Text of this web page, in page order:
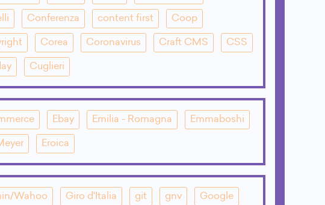
Conferenza content first Coop
Corea Coronavirus Craft CMS CSS
Cuglieri
Ebay Emilia - Romagna Emmaboshi
Eroica
Wahoo Giro d'Italia git gnv Google